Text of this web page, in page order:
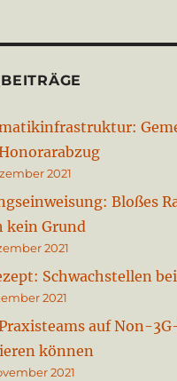
2021
Bloßes
kein Grund
2021
Schwachstellen
2021
auf Non-
können
2021